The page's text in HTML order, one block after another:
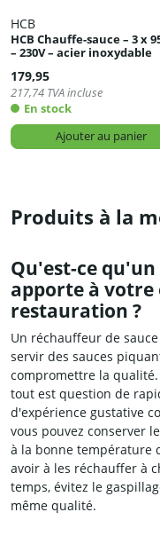
HCB
HCB Chauffe-sauce – 3 x
– 230V – acier inoxydable
179,95
217,74 TVA incluse
En stock
Ajouter au panier
Produits à la
Qu'est-ce
apporte à votre
restauration ?
Un réchauffeur de
servir des sauces
compromettre la
tout est question de
d'expérience gustative
vous pouvez conserver
à la bonne température
avoir à les réchauffer à
temps, évitez le
même qualité.